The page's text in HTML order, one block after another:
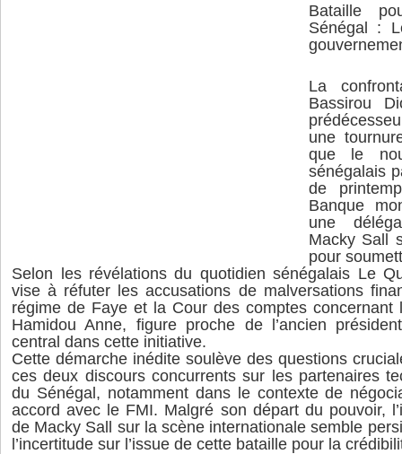
Bataille
Sénégal :
La
Bassirou
une
que le
sénégalais
de
Banque
une
Macky Sall
pour
Selon les révélations du quotidien sénégalais Le
vise à réfuter les accusations de malversations
régime de Faye et la Cour des comptes concernant
Hamidou Anne, figure proche de l’ancien
central dans cette initiative.
Cette démarche inédite soulève des questions
ces deux discours concurrents sur les partenaires
du Sénégal, notamment dans le contexte de
accord avec le FMI. Malgré son départ du pouvoir,
de Macky Sall sur la scène internationale semble
l’incertitude sur l’issue de cette bataille pour la